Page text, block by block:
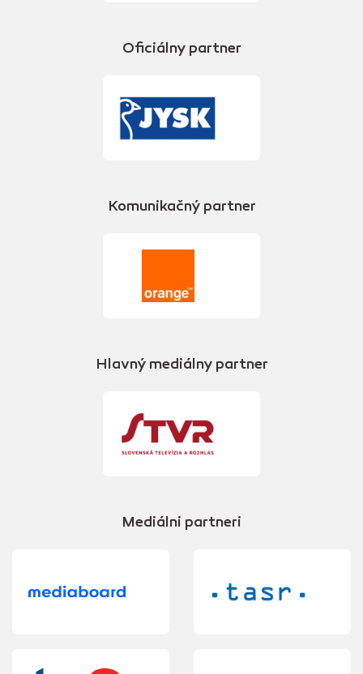
Oficiálny partner
Komunikačný partner
Hlavný mediálny partner
Mediálni partneri